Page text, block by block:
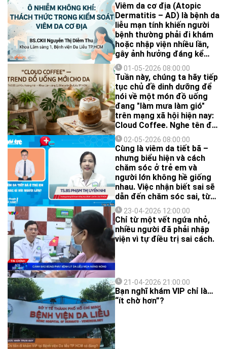
Viêm da cơ địa (Atopic
Dermatitis – AD) là bệnh da
liễu mạn tính khiến người
bệnh thường phải đi khám
hoặc nhập viện nhiều lần,
gây ảnh hưởng đáng kể
đến chất lượng cuộc sống.
Các nghiên cứu gần đây
cho thấy bệnh có liên quan
đến yếu tố ô nhiễm và khí
hậu.
01-05-2026 08:00:00
Tuần này, chúng ta hãy tiếp
tục chủ đề dinh dưỡng để
nói về một món đồ uống
đang "làm mưa làm gió"
trên mạng xã hội hiện nay:
Cloud Coffee. Nghe tên đã
thấy nhẹ nhàng, sảng
khoái, rất hợp cho mùa hè.
Nhưng thực chất nó có gì
và có tốt cho chúng ta
không?
02-05-2026 08:00:00
Cùng là viêm da tiết bã –
nhưng biểu hiện và cách
chăm sóc ở trẻ em và
người lớn không hề giống
nhau. Việc nhận biết sai sẽ
dẫn đến chăm sóc sai, từ
đó khiến bệnh dễ dai dẳng
hơn.23-04-2026 12:00:00
Chỉ từ một vết ngứa nhỏ,
nhiều người đã phải nhập
viện vì tự điều trị sai cách.
21-04-2026 21:00:00
Bạn nghĩ khám VIP chỉ là…
“ít chờ hơn”?